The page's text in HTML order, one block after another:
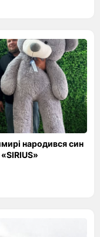
народився син